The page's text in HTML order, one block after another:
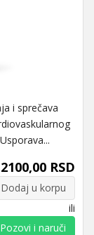
i sprečava
RSD
Dodaj u korpu
ili
Pozovi i naruči